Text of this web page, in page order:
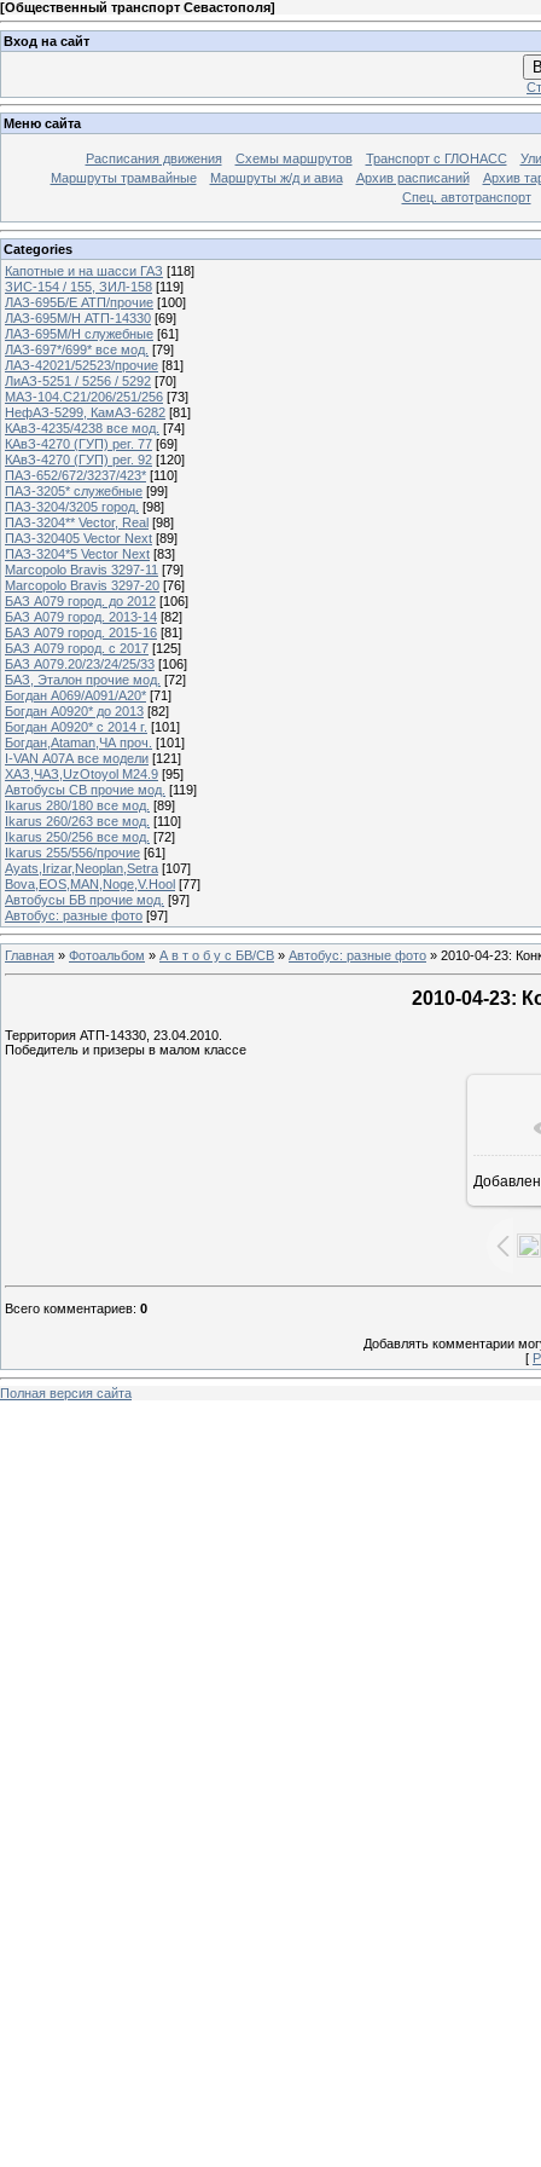
[Общественный транспорт Севастополя]
Вход на сайт
Меню сайта
Расписания движения Схемы маршрутов Транспорт с ГЛОНАСС
Маршруты трамвайные
Маршруты ж/д и авиа Архив расписаний
Архив
Спец. автотранспорт
Categories
Капотные и на шасси ГАЗ [118]
ЗИС-154 / 155, ЗИЛ-158 [119]
ЛАЗ-695Б/Е АТП/прочие [100]
ЛАЗ-695М/Н АТП-14330 [69]
ЛАЗ-695М/Н служебные [61]
ЛАЗ-697*/699* все мод. [79]
ЛАЗ-42021/52523/прочие [81]
ЛиАЗ-5251 / 5256 / 5292 [70]
МАЗ-104.C21/206/251/256 [73]
НефАЗ-5299, КамАЗ-6282 [81]
КАвЗ-4235/4238 все мод. [74]
КАвЗ-4270 (ГУП) рег. 77 [69]
КАвЗ-4270 (ГУП) рег. 92 [120]
ПАЗ-652/672/3237/423* [110]
ПАЗ-3205* служебные [99]
ПАЗ-3204/3205 город. [98]
ПАЗ-3204** Vector, Real [98]
ПАЗ-320405 Vector Next [89]
ПАЗ-3204*5 Vector Next [83]
Marcopolo Bravis 3297-11 [79]
Marcopolo Bravis 3297-20 [76]
БАЗ А079 город. до 2012 [106]
БАЗ А079 город. 2013-14 [82]
БАЗ А079 город. 2015-16 [81]
БАЗ А079 город. с 2017 [125]
БАЗ А079.20/23/24/25/33 [106]
БАЗ, Эталон прочие мод. [72]
Богдан А069/А091/А20* [71]
Богдан А0920* до 2013 [82]
Богдан А0920* с 2014 г. [101]
Богдан,Ataman,ЧА проч. [101]
I-VAN А07А все модели [121]
ХАЗ,ЧАЗ,UzOtoyol M24.9 [95]
Автобусы СВ прочие мод. [119]
Ikarus 280/180 все мод. [89]
Ikarus 260/263 все мод. [110]
Ikarus 250/256 все мод. [72]
Ikarus 255/556/прочие [61]
Ayats,Irizar,Neoplan,Setra [107]
Bova,EOS,MAN,Noge,V.Hool [77]
Автобусы БВ прочие мод. [97]
Автобус: разные фото [97]
Главная » Фотоальбом » А в т о б у с БВ/СВ » Автобус: разные фото » 2010-04-23:
2010-04-23:
Территория АТП-14330, 23.04.2010.
Победитель и призеры в малом классе
Всего комментариев: 0
Добавлять комментарии
[
Полная версия сайта